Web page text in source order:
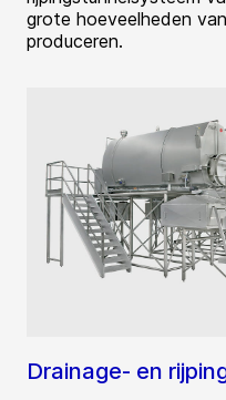
grote hoeveelheden
produceren.
Drainage- en